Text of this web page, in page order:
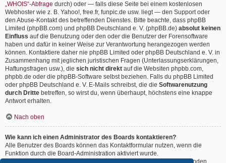
„WHOIS“-Abfrage durch) oder — falls diese Seite bei einem kostenlosen
Webhoster wie z. B. Yahoo!, free.fr, funpic.de usw. liegt — den Support oder
den Abuse-Kontakt des betreffenden Dienstes. Bitte beachte, dass phpBB
Limited (phpBB.com) und phpBB Deutschland e. V. (phpBB.de) absolut keinen
Einfluss auf die Benutzung oder den oder die Benutzer der Forensoftware
haben und dafür in keiner Weise zur Verantwortung herangezogen werden
können. Kontaktiere daher nie phpBB Limited oder phpBB Deutschland e. V. in
Zusammenhang mit jeglichen juristischen Fragen (Unterlassungserklärungen,
Haftungsfragen usw.), die sich nicht direkt auf die Websiten phpbb.com,
phpbb.de oder die phpBB-Software selbst beziehen. Falls du phpBB Limited
oder phpBB Deutschland e. V. E-Mails schreibst, die die Softwarenutzung
durch Dritte betreffen, so wirst du, wenn überhaupt, höchstens eine knappe
Antwort erhalten.
Nach oben
Wie kann ich einen Administrator des Boards kontaktieren?
Alle Benutzer des Boards können das Kontaktformular nutzen, wenn die
Funktion durch die Board-Administration aktiviert wurde.
Mitglieder des Boards können zusätzlich den Link „Das Team“ verwenden.